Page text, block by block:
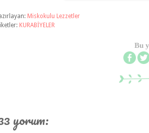
Miskokulu Lezzetler
KURABİYELER
Bu
yorum: